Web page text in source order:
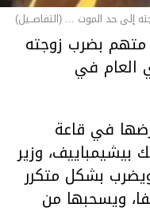
إلى حد الموت ... (التفاصــيل)
بضرب زوجته
العام في
في قاعة
بيشيمباييف، وزير
بشكل متكرر
ويسحبها من